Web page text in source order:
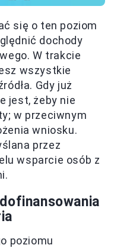
się o ten poziom
dochody
W trakcie
wszystkie
Gdy już
jest, żeby nie
w przeciwnym
wniosku.
przez
wsparcie osób z
poziomu